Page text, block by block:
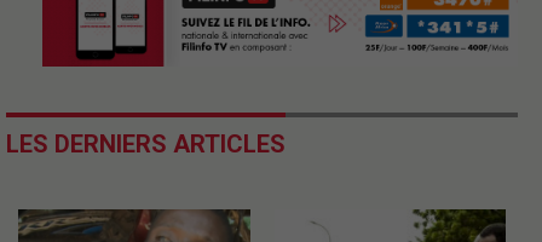
LES DERNIERS ARTICLES